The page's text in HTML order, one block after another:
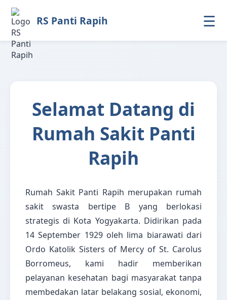
RS Panti Rapih ☰
Selamat Datang di
Rumah Sakit Panti
Rapih
Rumah Sakit Panti Rapih merupakan rumah
sakit swasta bertipe B yang berlokasi
strategis di Kota Yogyakarta. Didirikan pada
14 September 1929 oleh lima biarawati dari
Ordo Katolik Sisters of Mercy of St. Carolus
Borromeus, kami hadir memberikan
pelayanan kesehatan bagi masyarakat tanpa
membedakan latar belakang sosial, ekonomi,